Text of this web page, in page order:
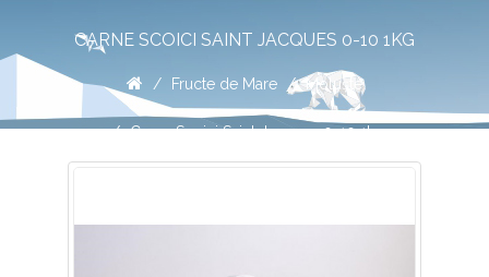
CARNE SCOICI SAINT JACQUES 0-10 1KG
Fructe de Mare Moluşte
Carne Scoici Saint Jacques 0-10 1kg